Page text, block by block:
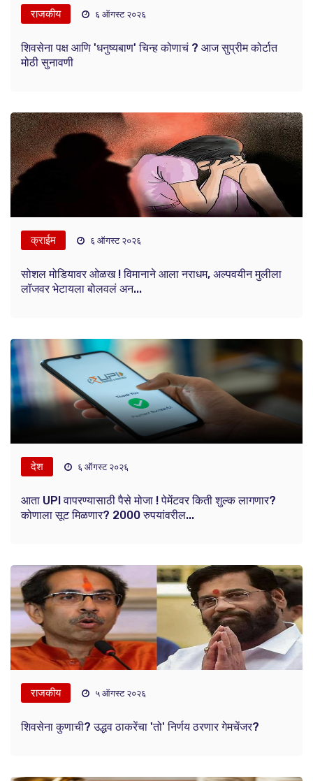
राजकीय ६ ऑगस्ट २०२६
शिवसेना पक्ष आणि 'धनुष्यबाण' चिन्ह कोणाचं ? आज सुप्रीम कोर्टात
मोठी सुनावणी
क्राईम ६ ऑगस्ट २०२६
सोशल मोडियावर ओळख ! विमानाने आला नराधम, अल्पवयीन मुलीला
लॉजवर भेटायला बोलवलं अन...
देश ६ ऑगस्ट २०२६
आता UPI वापरण्यासाठी पैसे मोजा ! पेमेंटवर किती शुल्क लागणार?
कोणाला सूट मिळणार? 2000 रुपयांवरील...
राजकीय ५ ऑगस्ट २०२६
शिवसेना कुणाची? उद्धव ठाकरेंचा 'तो' निर्णय ठरणार गेमचेंजर?